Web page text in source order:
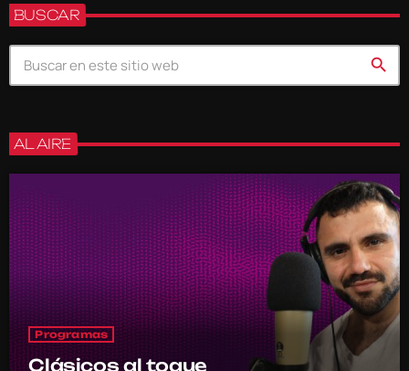
BUSCAR
search
AL AIRE
Programas
Clásicos al toque